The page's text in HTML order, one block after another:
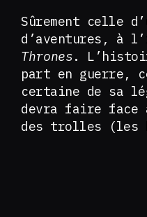
Sûrement celle
d’aventures, à
Thrones.
part en guerre,
certaine de sa
devra faire face
des trolles (les